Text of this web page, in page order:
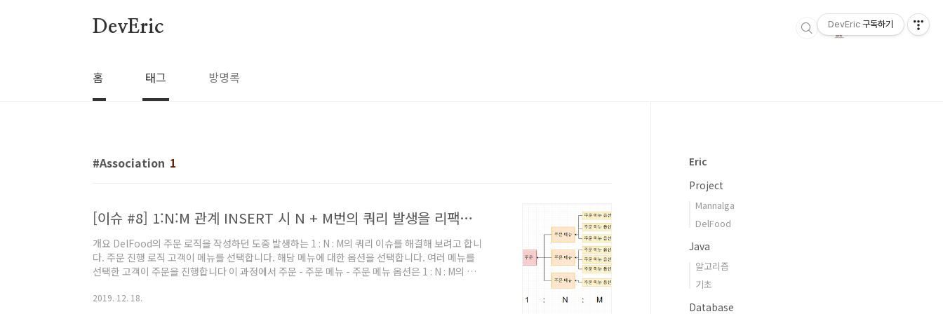
DevEric
홈 태그 방명록
Association 1
[이슈 #8] 1:N:M 관계 INSERT 시 N + M번의 쿼리 발생을 리팩토링하기
개요 DelFood의 주문 로직을 작성하던 도중 발생하는 1 : N : M의 쿼리 이슈를 해결해 보려고 합니
다. 주문 진행 로직 고객이 메뉴를 선택합니다. 해당 메뉴에 대한 옵션을 선택합니다. 여러 메뉴를
선택한 고객이 주문을 진행합니다 이 과정에서 주문 - 주문 메뉴 - 주문 메뉴 옵션은 1 : N : M의 관
니다. 처음 만든 다중 for문을 단 3번의 insert문을 호출하는 것으로 변경해보겠습니다. 개선 방향
2019. 12. 18.
Eric
Project
Mannalga
DelFood
Java
알고리즘
기초
Database
DevEric 구독하기